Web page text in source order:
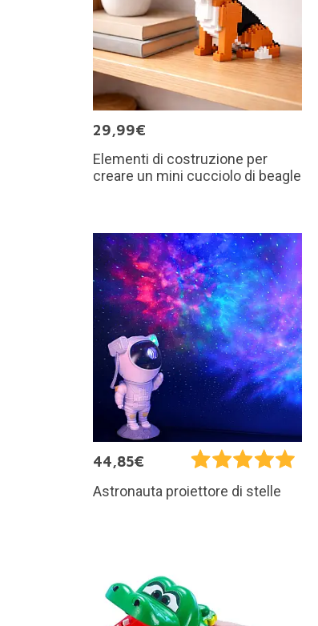
29,99€
Elementi di costruzione per
creare un mini cucciolo di beagle
44,85€
Astronauta proiettore di stelle